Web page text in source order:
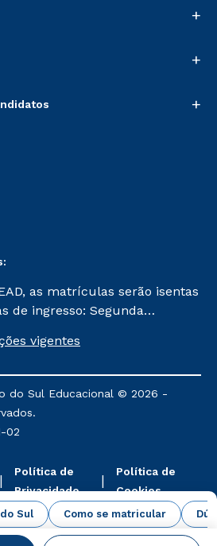
Sul Como se matricular
+
+
+
as matrículas serão isentas
de ingresso: Segunda
taxa de matrícula será de R$
aos cursos: Ensino
a Docência e Metodologia
Questões Atuais.
vigentes
do Sul Educacional © 2026 -
02
Política de
Privacidade
Política de
Cookies